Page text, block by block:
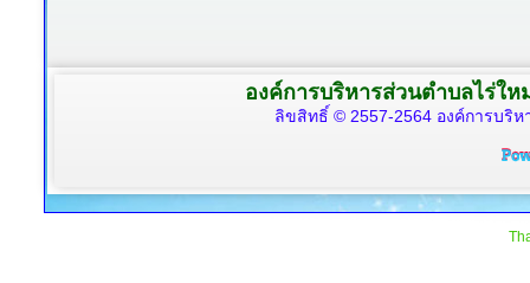
องค์การบริหารส่วนตำบลไร่ใ
ลิขสิทธิ์ © 2557-2564 องค์การบริ